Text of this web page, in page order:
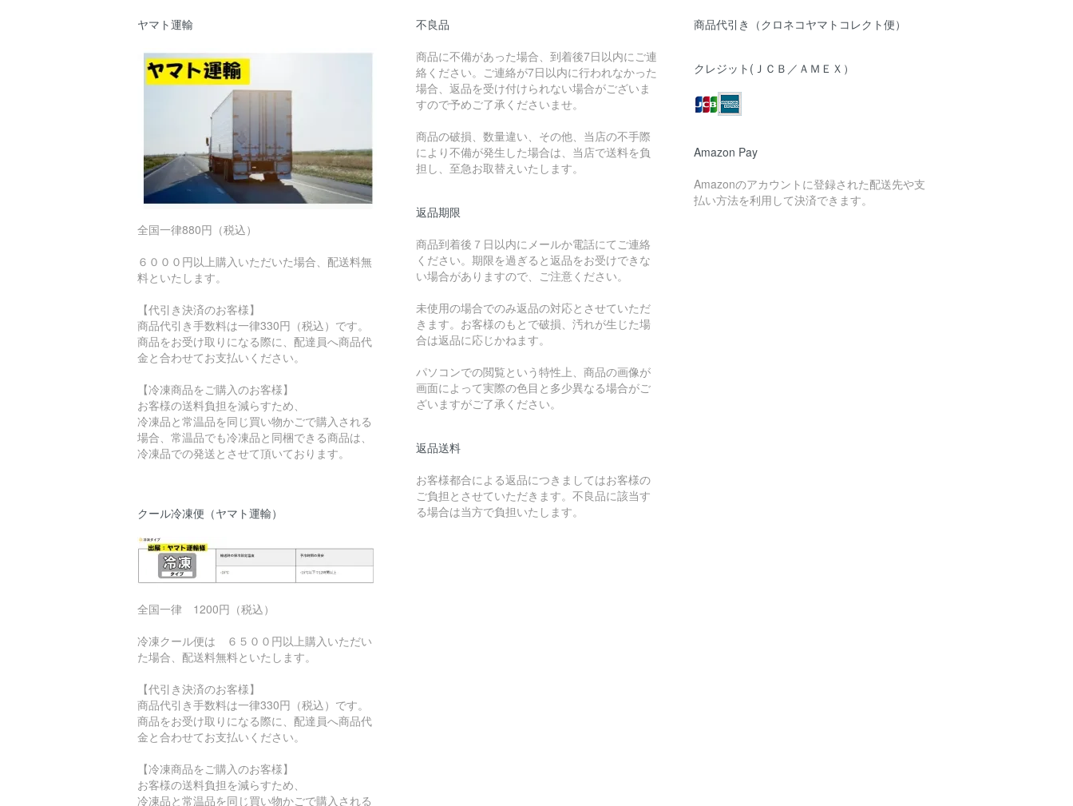
ヤマト運輸
全国一律880円（税込）
６０００円以上購入いただいた場合、配送料無
料といたします。
【代引き決済のお客様】
商品代引き手数料は一律330円（税込）です。
商品をお受け取りになる際に、配達員へ商品代
金と合わせてお支払いください。
【冷凍商品をご購入のお客様】
お客様の送料負担を減らすため、
冷凍品と常温品を同じ買い物かごで購入される
場合、常温品でも冷凍品と同梱できる商品は、
冷凍品での発送とさせて頂いております。
クール冷凍便（ヤマト運輸）
全国一律 1200円（税込）
冷凍クール便は ６５００円以上購入いただい
た場合、配送料無料といたします。
【代引き決済のお客様】
商品代引き手数料は一律330円（税込）です。
商品をお受け取りになる際に、配達員へ商品代
金と合わせてお支払いください。
【冷凍商品をご購入のお客様】
お客様の送料負担を減らすため、
冷凍品と常温品を同じ買い物かごで購入される
不良品
商品に不備があった場合、到着後7日以内にご連
絡ください。ご連絡が7日以内に行われなかった
場合、返品を受け付けられない場合がございま
すので予めご了承くださいませ。
商品の破損、数量違い、その他、当店の不手際
により不備が発生した場合は、当店で送料を負
担し、至急お取替えいたします。
返品期限
商品到着後７日以内にメールか電話にてご連絡
ください。期限を過ぎると返品をお受けできな
い場合がありますので、ご注意ください。
未使用の場合でのみ返品の対応とさせていただ
きます。お客様のもとで破損、汚れが生じた場
合は返品に応じかねます。
パソコンでの閲覧という特性上、商品の画像が
画面によって実際の色目と多少異なる場合がご
ざいますがご了承ください。
返品送料
お客様都合による返品につきましてはお客様の
ご負担とさせていただきます。不良品に該当す
る場合は当方で負担いたします。
商品代引き（クロネコヤマトコレクト便）
クレジット(ＪＣＢ／ＡＭＥＸ）
Amazon Pay
Amazonのアカウントに登録された配送先や支
払い方法を利用して決済できます。